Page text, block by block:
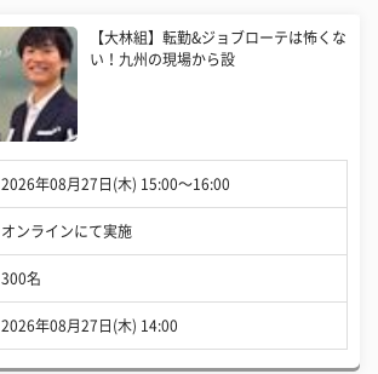
【大林組】転勤&ジョブローテは怖くな
い！九州の現場から設
2026年08月27日(木) 15:00〜16:00
オンラインにて実施
300名
2026年08月27日(木) 14:00